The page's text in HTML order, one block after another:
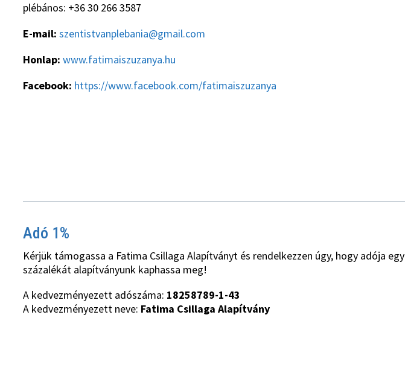
plébános: +36 30 266 3587
E-mail:szentistvanplebania@gmail.com
Honlap: www.fatimaiszuzanya.hu
Facebook: https://www.facebook.com/fatimaiszuzanya
Adó 1%
Kérjük támogassa a Fatima Csillaga Alapítványt és rendelkezzen úgy, hogy adója egy
százalékát alapítványunk kaphassa meg!
A kedvezményezett adószáma: 18258789-1-43
A kedvezményezett neve: Fatima Csillaga Alapítvány